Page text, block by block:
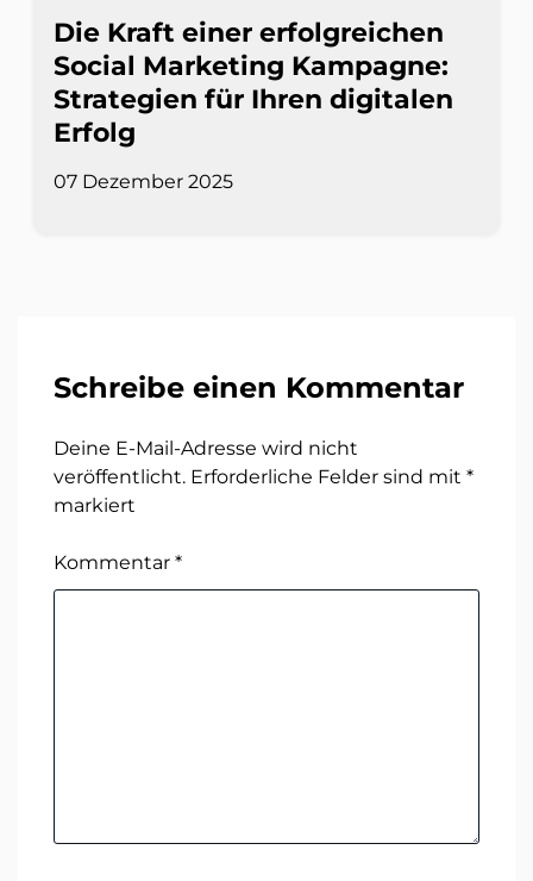
Die Kraft einer erfolgreichen
Social Marketing Kampagne:
Strategien für Ihren digitalen
Erfolg
07 Dezember 2025
Schreibe einen Kommentar
Deine E-Mail-Adresse wird nicht
veröffentlicht. Erforderliche Felder sind mit *
markiert
Kommentar *